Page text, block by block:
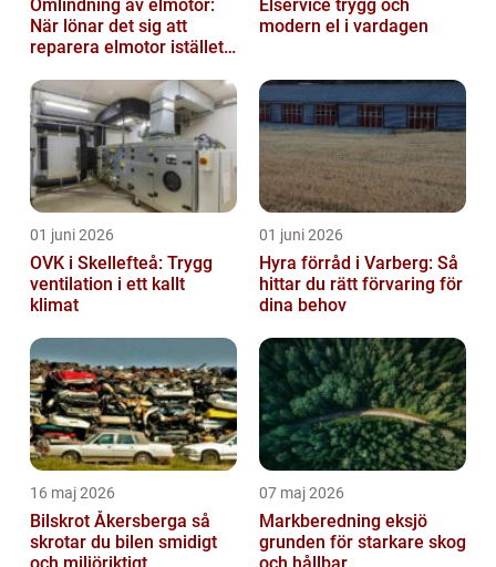
Omlindning av elmotor:
När lönar det sig att
reparera elmotor istället
Elservice trygg och
modern el i vardagen
01 juni 2026
OVK i Skellefteå: Trygg
ventilation i ett kallt
klimat
01 juni 2026
Hyra förråd i Varberg: Så
hittar du rätt förvaring för
dina behov
16 maj 2026
Bilskrot Åkersberga så
skrotar du bilen smidigt
07 maj 2026
Markberedning eksjö
grunden för starkare skog